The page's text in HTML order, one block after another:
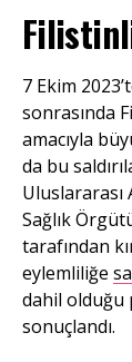
7 Ekim
sonrasında
amacıyla
da bu
Sağlık
tarafından
eylemliliğe
dahil
sonuçlandı.